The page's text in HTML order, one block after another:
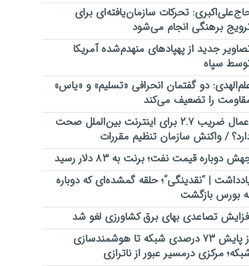
تحرکات سازمان‌یافته‌ای برای
برهنگی انجام می‌شود
جدید از پهپادهای منهدم‌شده آمریکا
سپاه
دو گفتمان انحرافی «تسلیم» و «یاس»
را تضعیف می‌کند
اعمال ضریب ۲.۷ برای اینترنت بین‌الملل صحت
/ واکنش سازمان تنظیم مقررات
دوباره قیمت نفت؛ برنت به ۸۳ دلار رسید
| “نقدینگی”؛ حلقه گمشده‌ای که دوباره
بورس بازگشت
تصاعدی بهای برق کشاورزی لغو شد
از پایش ۷۳ درصدی شبکه تا هوشمندسازی
مرکزی درمسیر عبور از ناترازی